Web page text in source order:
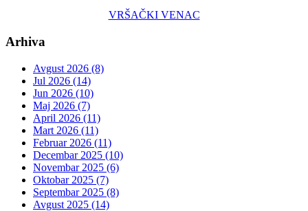
VRŠAČKI VENAC
Arhiva
Avgust 2026 (8)
Jul 2026 (14)
Jun 2026 (10)
Maj 2026 (7)
April 2026 (11)
Mart 2026 (11)
Februar 2026 (11)
Decembar 2025 (10)
Novembar 2025 (6)
Oktobar 2025 (7)
Septembar 2025 (8)
Avgust 2025 (14)